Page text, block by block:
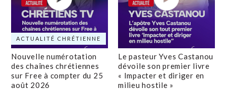
ACTUALITÉ CHRÉTIENNE
Nouvelle numérotation
des chaînes chrétiennes
sur Free à compter du 25
août 2026
Le pasteur Yves Castanou
dévoile son premier livre
« Impacter et diriger en
milieu hostile »